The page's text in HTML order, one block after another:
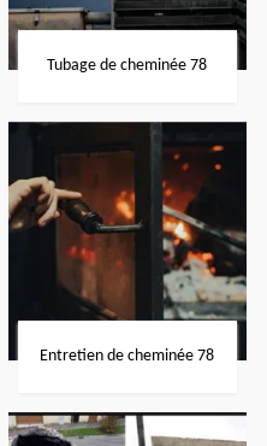
Tubage de cheminée 78
Entretien de cheminée 78